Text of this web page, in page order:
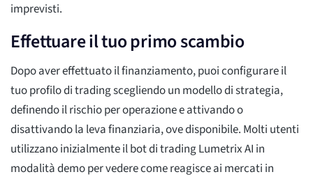
imprevisti.
Effettuare il tuo primo scambio
Dopo aver effettuato il finanziamento, puoi configurare il
tuo profilo di trading scegliendo un modello di strategia,
definendo il rischio per operazione e attivando o
disattivando la leva finanziaria, ove disponibile. Molti utenti
utilizzano inizialmente il bot di trading Lumetrix AI in
modalità demo per vedere come reagisce ai mercati in